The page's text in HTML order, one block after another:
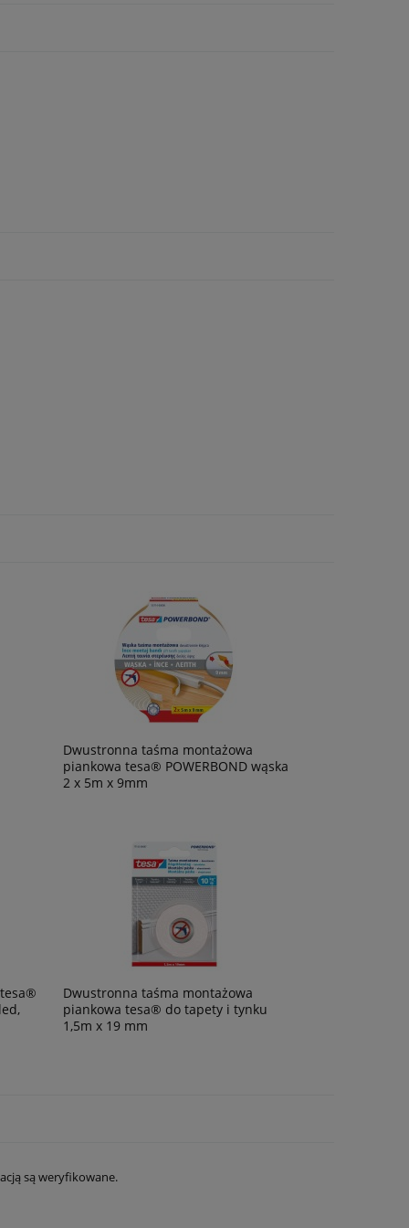
Dwustronna taśma montażowa
piankowa tesa® POWERBOND wąska
2 x 5m x 9mm
Dwustronna taśma montażowa
piankowa tesa® do tapety i tynku
1,5m x 19 mm
są weryfikowane.